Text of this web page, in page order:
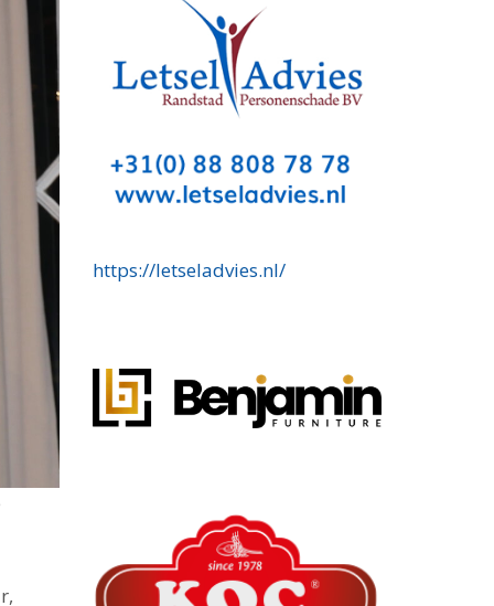
https://letseladvies.nl/